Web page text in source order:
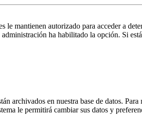
mantienen autorizado para acceder a
ha habilitado la opción. Si
archivados en nuestra base de datos.
le permitirá cambiar sus datos y